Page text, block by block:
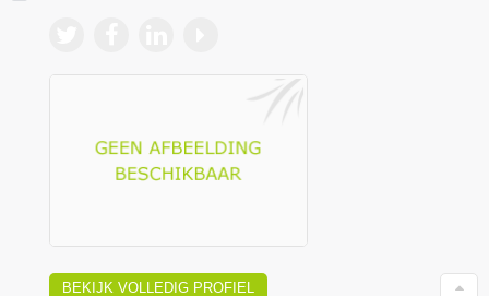
BEKIJK VOLLEDIG PROFIEL